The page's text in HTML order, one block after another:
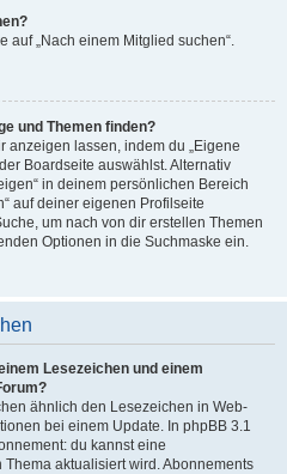
auf „Nach einem Mitglied suchen“.
und Themen finden?
anzeigen lassen, indem du „Eigene
Boardseite auswählst. Alternativ
in deinem persönlichen Bereich
auf deiner eigenen Profilseite
um nach von dir erstellen Themen
Optionen in die Suchmaske ein.
Lesezeichen und einem
ähnlich den Lesezeichen in Web-
bei einem Update. In phpBB 3.1
du kannst eine
aktualisiert wird. Abonnements